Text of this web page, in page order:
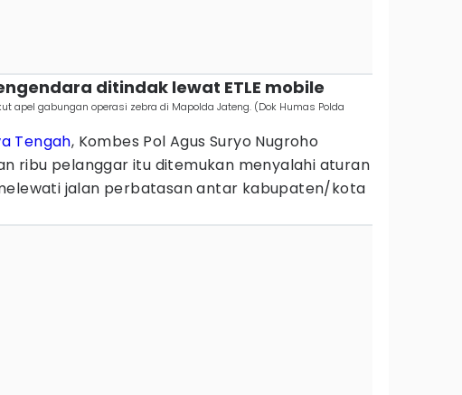
ditindak lewat ETLE mobile
apel gabungan operasi zebra di Mapolda Jateng. (Dok Humas Polda
Tengah, Kombes Pol Agus Suryo Nugroho
ribu pelanggar itu ditemukan menyalahi aturan
jalan perbatasan antar kabupaten/kota